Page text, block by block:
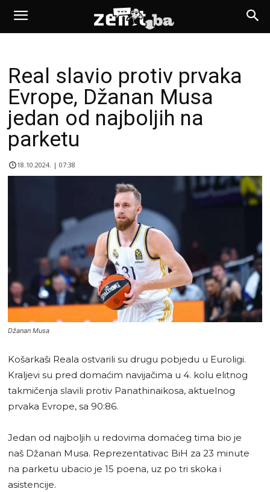
Real slavio protiv prvaka
Evrope, Džanan Musa
jedan od najboljih na
parketu
18.10.2024. | 07:38
Džanan Musa
Košarkaši Reala ostvarili su drugu pobjedu u Euroligi.
Kraljevi su pred domaćim navijačima u 4. kolu elitnog
takmičenja slavili protiv Panathinaikosa, aktuelnog
prvaka Evrope, sa 90:86.
Jedan od najboljih u redovima domaćeg tima bio je
naš Džanan Musa. Reprezentativac BiH za 23 minute
na parketu ubacio je 15 poena, uz po tri skoka i
asistencije.